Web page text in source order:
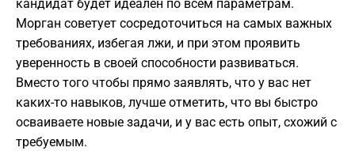
кандидат будет идеален по всем параметрам.
Морган советует сосредоточиться на самых важных
требованиях, избегая лжи, и при этом проявить
уверенность в своей способности развиваться.
Вместо того чтобы прямо заявлять, что у вас нет
каких-то навыков, лучше отметить, что вы быстро
осваиваете новые задачи, и у вас есть опыт, схожий с
требуемым.